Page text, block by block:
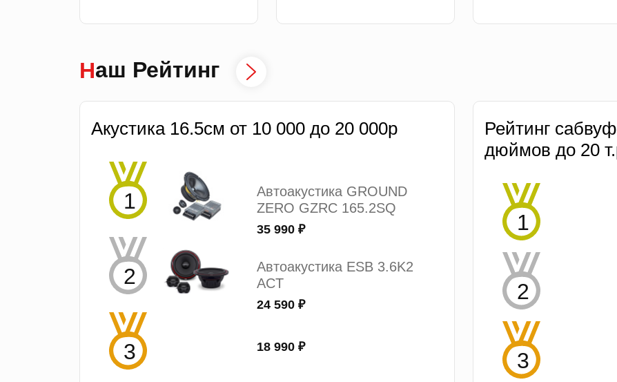
Наш Рейтинг
Акустика 16.5см от 10 000 до 20 000р
Автоакустика GROUND
ZERO GZRC 165.2SQ
35 990 ₽
Автоакустика ESB 3.6K2
ACT
24 590 ₽
18 990 ₽
Рейтинг
дюймов до 20